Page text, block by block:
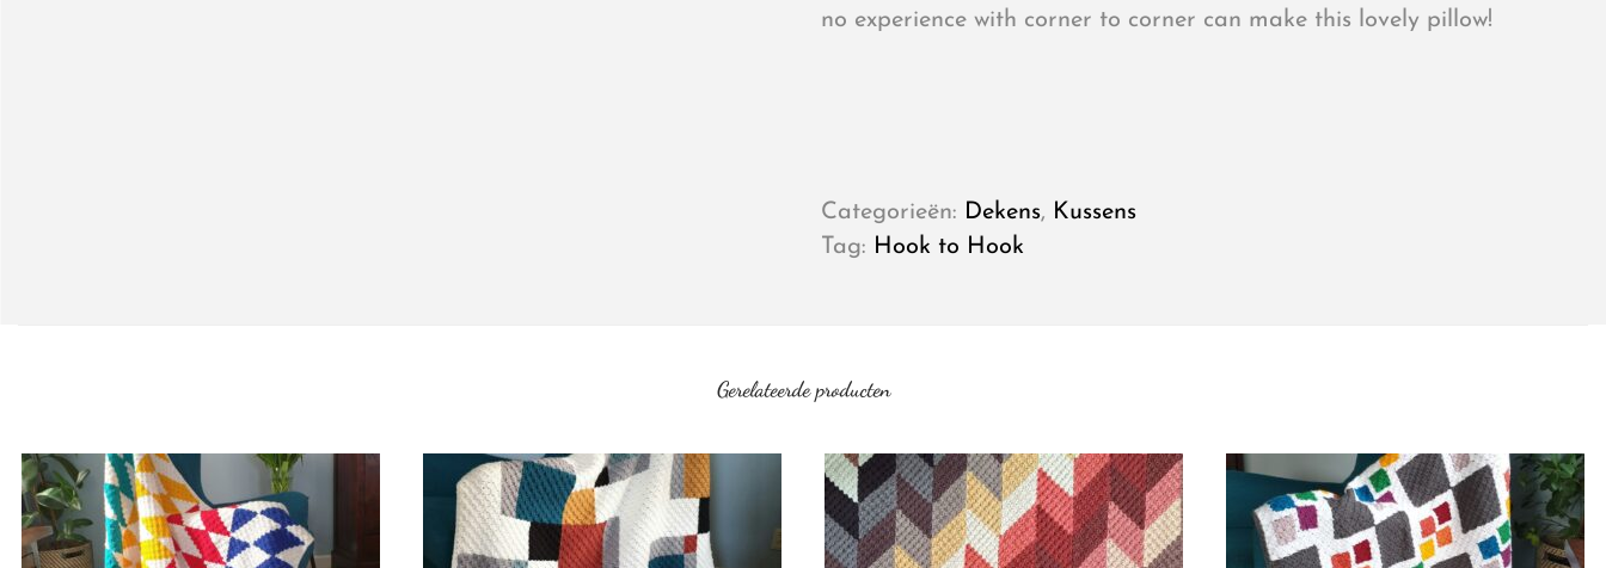
no experience with corner to corner can make this lovely pillow!
Categorieën: Dekens, Kussens
Tag: Hook to Hook
Gerelateerde producten